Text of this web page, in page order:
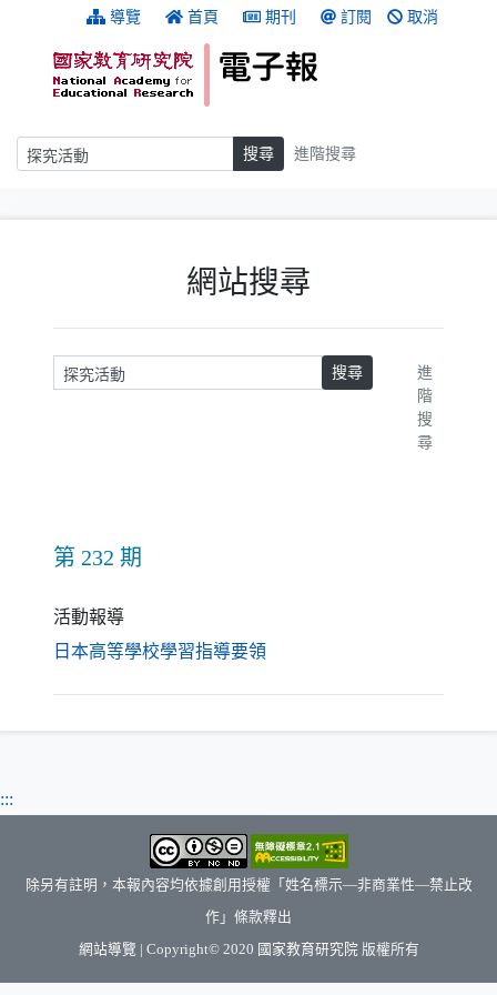
跳到主要內容 導覽 首頁 期刊 訂閱 取消
搜尋 搜尋 進階搜尋
網站搜尋
請輸入關鍵字 搜尋
進
階
搜
尋
第 232 期
活動報導
日本高等學校學習指導要領（另開新視窗）
:::
除另有註明，本報內容均依據創用授權「姓名標示—非商業性—禁止改
作」條款釋出
網站導覽 | Copyright© 2020 國家教育研究院（另開新視窗）
版權所有